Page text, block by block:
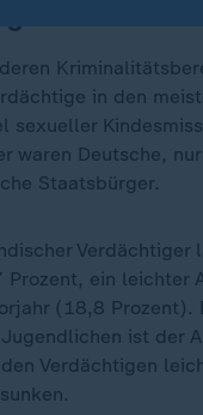
meistens
in den
sexueller
waren Deutsche,
Staatsbürger.
Verdächtiger
Prozent, ein leichter
(18,8 Prozent).
ist der
Verdächtigen